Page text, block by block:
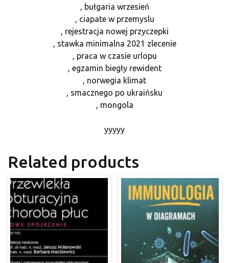
, bułgaria wrzesień
, ciapate w przemyslu
, rejestracja nowej przyczepki
, stawka minimalna 2021 zlecenie
, praca w czasie urlopu
, egzamin biegły rewident
, norwegia klimat
, smacznego po ukraińsku
, mongola
yyyyy
Related products